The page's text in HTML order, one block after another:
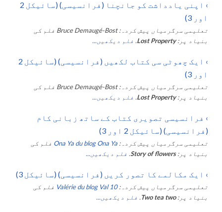
›
اپنی یادداشت کو جانچنا (فرانسیسی) (سائیکل 2
اور 3)
تعلیمی سرگرمیاں پیش کردہ: Bruce Demaugé-Bost فلم کی
بنیاد پر: Lost Property
. فلم دیکھیں...
›
ایک چھوٹی سی کتاب لکھیں (فرانسیسی) (سائیکل 2
اور 3)
تعلیمی سرگرمیاں پیش کردہ: Bruce Demaugé-Bost فلم کی
بنیاد پر: Lost Property
. فلم دیکھیں...
› فرانسیسی تصویری کتاب کے ساتھ زبانی کام
(فرانسیسی) (سائیکل 2 اور 3)
تعلیمی سرگرمیاں پیش کردہ: Ona Ya du blog Ona Ya فلم کی
بنیاد پر: Story of flowers
. فلم دیکھیں...
› ایک مکالمے کا تصور کریں (فرانسیسی) (سائیکل 3)
تعلیمی سرگرمیاں پیش کردہ: Valérie du blog Val 10 فلم کی
بنیاد پر: Two tea two
. فلم دیکھیں...